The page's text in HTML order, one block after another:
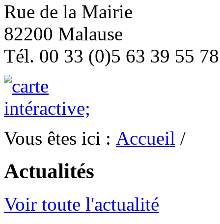
Rue de la Mairie
82200 Malause
Tél. 00 33 (0)5 63 39 55 78
Vous êtes ici : Accueil /
Actualités
Voir toute l'actualité